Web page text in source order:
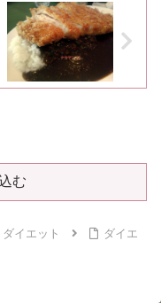
む
ダイエット
ダイエ